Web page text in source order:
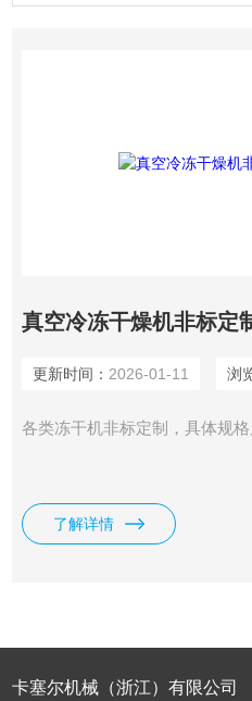
真空冷冻干燥机非标定
更新时间： 2026-01-11 浏
各类冻干机非标定制，具体规
了解详情
卡塞尔机械（浙江）有限公司